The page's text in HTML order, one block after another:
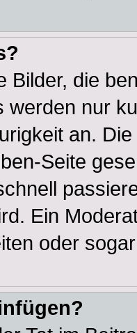
Bilder, die
werden nur
an.
Seite
Ein
oder